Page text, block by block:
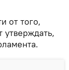
от того,
утверждать,